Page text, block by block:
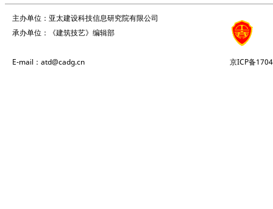
主办单位：亚太建设科技信息研究院有限公司
承办单位：《建筑技艺》编辑部
E-mail：atd@cadg.cn 京ICP备